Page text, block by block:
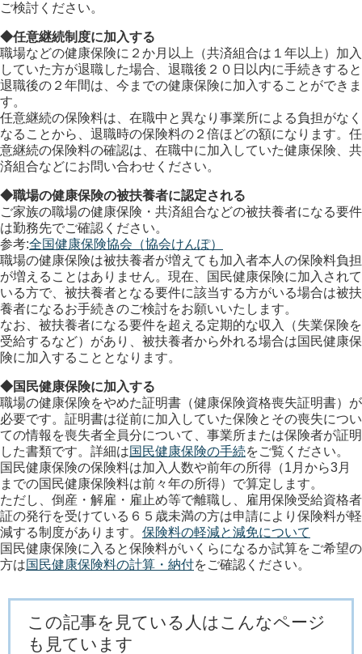
ご検討ください。
◆任意継続制度に加入する
職場などの健康保険に２か月以上（共済組合は１年以上）加入
していた方が退職した場合、退職後２０日以内に手続きすると
退職後の２年間は、今までの健康保険に加入することができま
す。
任意継続の保険料は、在職中と異なり事業所による負担がなく
なることから、退職時の保険料の２倍ほどの額になります。任
意継続の保険料の確認は、在職中に加入していた健康保険、共
済組合などにお問い合わせください。
◆職場の健康保険の被扶養者に認定される
ご家族の職場の健康保険・共済組合などの被扶養者になる要件
は勤務先でご確認ください。
参考:全国健康保険協会（協会けんぽ）
職場の健康保険は被扶養者が増えても加入者本人の保険料負担
が増えることはありません。現在、国民健康保険に加入されて
いる方で、被扶養者となる要件に該当する方がいる場合は被扶
養者になるお手続きのご検討をお願いいたします。
なお、被扶養者になる要件を超える定期的な収入（失業保険を
受給するなど）があり、被扶養者から外れる場合は国民健康保
険に加入することとなります。
◆国民健康保険に加入する
職場の健康保険をやめた証明書（健康保険資格喪失証明書）が
必要です。証明書は従前に加入していた保険とその喪失につい
ての情報を喪失者全員分について、事業所または保険者が証明
した書類です。詳細は国民健康保険の手続をご覧ください。
国民健康保険の保険料は加入人数や前年の所得（1月から3月
までの国民健康保険料は前々年の所得）で算定します。
ただし、倒産・解雇・雇止め等で離職し、雇用保険受給資格者
証の発行を受けている６５歳未満の方は申請により保険料が軽
減する制度があります。 保険料の軽減と減免について
国民健康保険に入ると保険料がいくらになるか試算をご希望の
方は国民健康保険料の計算・納付をご確認ください。
この記事を見ている人はこんなページ
も見ています